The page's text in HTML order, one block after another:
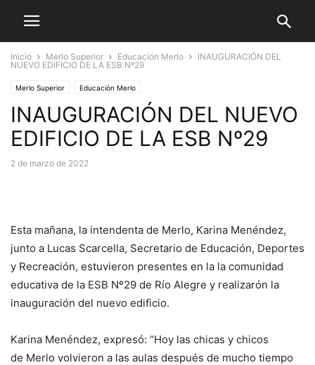
Inicio Merlo Superior Educación Merlo
INAUGURACIÓN DEL
NUEVO EDIFICIO DE LA ESB Nº29
Merlo Superior Educación Merlo
INAUGURACIÓN DEL NUEVO
EDIFICIO DE LA ESB Nº29
2 de marzo de 2022
Esta mañana, la intendenta de Merlo, Karina Menéndez,
junto a Lucas Scarcella, Secretario de Educación, Deportes
y Recreación, estuvieron presentes en la la comunidad
educativa de la ESB Nº29 de Río Alegre y realizarón la
inauguración del nuevo edificio.
Karina Menéndez, expresó: “Hoy las chicas y chicos
de Merlo volvieron a las aulas después de mucho tiempo